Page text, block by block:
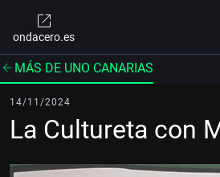
ondacero.es
MÁS DE UNO CANARIAS
14/11/2024
La Cultureta con